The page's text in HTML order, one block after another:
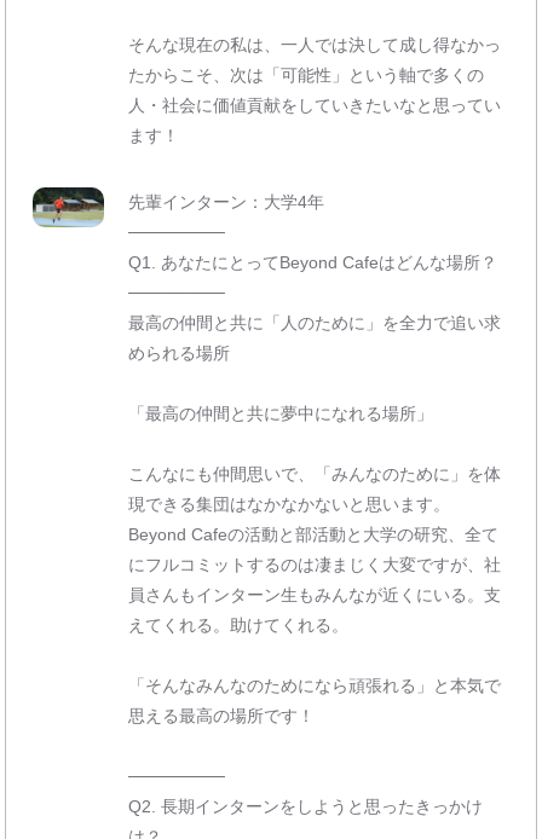
そんな現在の私は、一人では決して成し得なかっ
たからこそ、次は「可能性」という軸で多くの
人・社会に価値貢献をしていきたいなと思ってい
ます！
先輩インターン：大学4年
────────
Q1. あなたにとってBeyond Cafeはどんな場所？
────────
最高の仲間と共に「人のために」を全力で追い求
められる場所
「最高の仲間と共に夢中になれる場所」
こんなにも仲間思いで、「みんなのために」を体
現できる集団はなかなかないと思います。
Beyond Cafeの活動と部活動と大学の研究、全て
にフルコミットするのは凄まじく大変ですが、社
員さんもインターン生もみんなが近くにいる。支
えてくれる。助けてくれる。
「そんなみんなのためになら頑張れる」と本気で
思える最高の場所です！
────────
Q2. 長期インターンをしようと思ったきっかけ